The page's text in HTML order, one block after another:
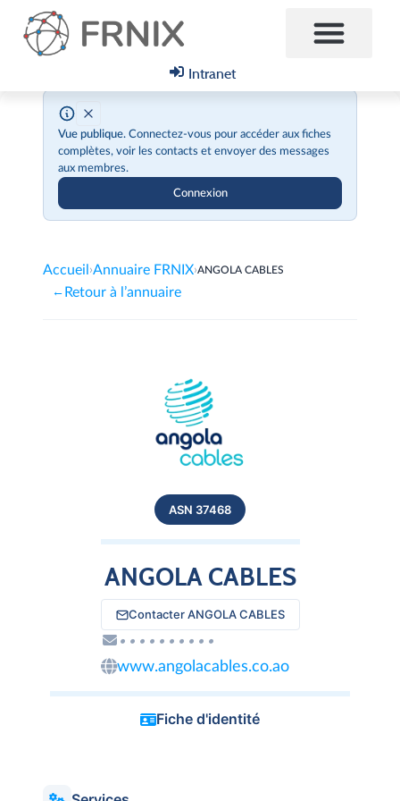
Intranet
Vue publique. Connectez-vous pour accéder aux fiches
complètes, voir les contacts et envoyer des messages
aux membres.
Connexion
Accueil ›Annuaire FRNIX›ANGOLA CABLES
← Retour à l’annuaire
ASN 37468
ANGOLA CABLES
Contacter ANGOLA CABLES
••••••••••
www.angolacables.co.ao
Fiche d'identité